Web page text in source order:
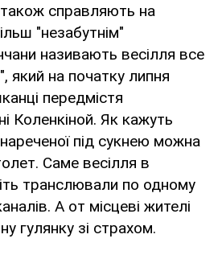
справляють на
"незабутнім"
називають весілля все
на початку липня
передмістя
Коленкіной. Як кажуть
під сукнею можна
Саме весілля в
транслювали по одному
А от місцеві жителі
гулянку зі страхом.